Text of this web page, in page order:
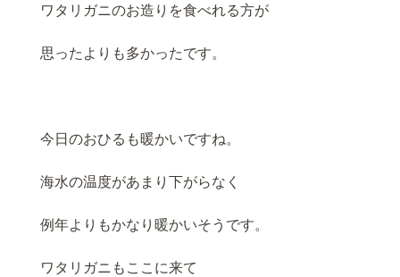
ワタリガニのお造りを食べれる方が
思ったよりも多かったです。
今日のおひるも暖かいですね。
海水の温度があまり下がらなく
例年よりもかなり暖かいそうです。
ワタリガニもここに来て